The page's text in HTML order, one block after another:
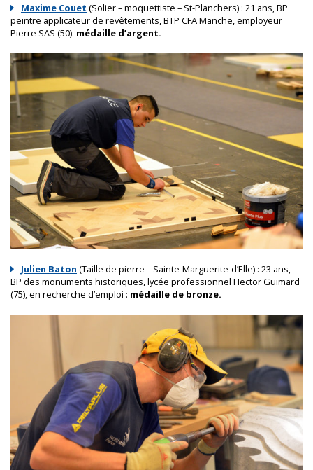
Maxime Couet (Solier – moquettiste – St-Planchers) : 21 ans, BP
peintre applicateur de revêtements, BTP CFA Manche, employeur
Pierre SAS (50): médaille d’argent.
Julien Baton (Taille de pierre – Sainte-Marguerite-d’Elle) : 23 ans,
BP des monuments historiques, lycée professionnel Hector Guimard
(75), en recherche d’emploi : médaille de bronze.